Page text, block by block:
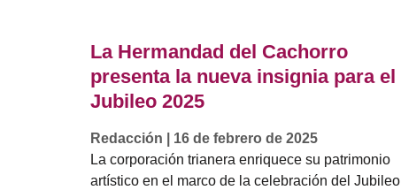
La Hermandad del Cachorro
presenta la nueva insignia para el
Jubileo 2025
Redacción
16 de febrero de 2025
La corporación trianera enriquece su patrimonio
artístico en el marco de la celebración del Jubileo